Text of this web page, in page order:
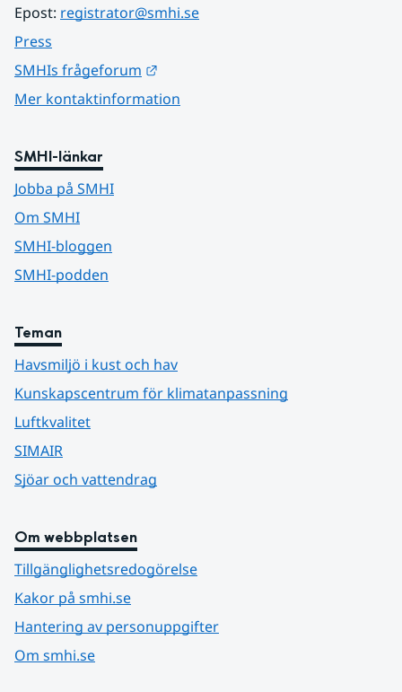
Epost: registrator@smhi.se
Press
SMHIs frågeforum
Mer kontaktinformation
SMHI-länkar
Jobba på SMHI
Om SMHI
SMHI-bloggen
SMHI-podden
Teman
Havsmiljö i kust och hav
Kunskapscentrum för klimatanpassning
Luftkvalitet
SIMAIR
Sjöar och vattendrag
Om webbplatsen
Tillgänglighetsredogörelse
Kakor på smhi.se
Hantering av personuppgifter
Om smhi.se